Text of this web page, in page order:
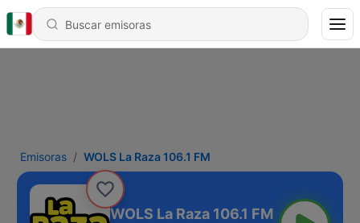
Emisoras WOLS La Raza 106.1 FM
WOLS La Raza 106.1 FM